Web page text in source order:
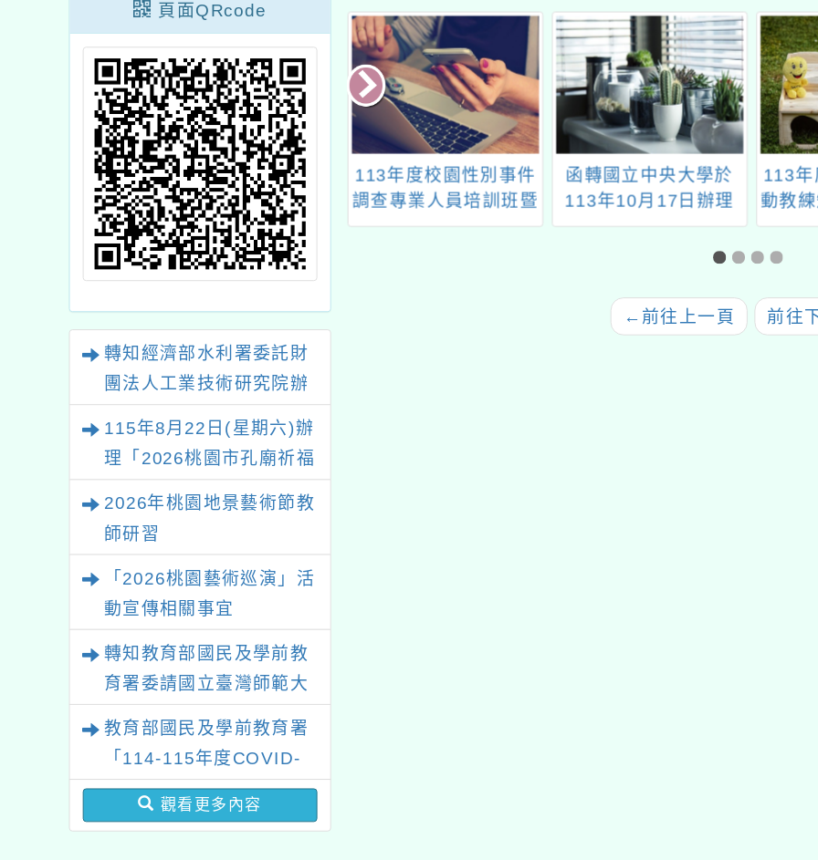
頁面QRcode
轉知經濟部水利署委託財
團法人工業技術研究院辦
理「115年表揚節約用水
績優單位及節水達人選拔
活動」
115年8月22日(星期六)辦
理「2026桃園市孔廟祈福
系列活動—儒門初開 智慧
2026年桃園地景藝術節教
師研習
「2026桃園藝術巡演」活
動宣傳相關事宜
轉知教育部國民及學前教
育署委請國立臺灣師範大
教育部國民及學前教育署
「114-115年度COVID-
19疫苗接種計畫」公費接
種對象擴大為「滿6個月
觀看更多內容
海洋素養創新
競賽簡章
113年度校園性別事件
調查專業人員培訓班暨
行為人防治教育專業人
員培訓班一案
函轉國立中央大學於
113年10月17日辦理
線上講座：《國際科學
113年度兒童及少年運
動教練知能（試辦）研
習課程第2梯次
各機
安全
← 前往上一頁 前往